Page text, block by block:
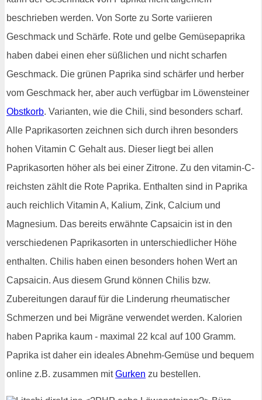
beschrieben werden. Von Sorte zu Sorte variieren
Geschmack und Schärfe. Rote und gelbe Gemüsepaprika
haben dabei einen eher süßlichen und nicht scharfen
Geschmack. Die grünen Paprika sind schärfer und herber
vom Geschmack her, aber auch verfügbar im Löwensteiner
Obstkorb. Varianten, wie die Chili, sind besonders scharf.
Alle Paprikasorten zeichnen sich durch ihren besonders
hohen Vitamin C Gehalt aus. Dieser liegt bei allen
Paprikasorten höher als bei einer Zitrone. Zu den vitamin-C-
reichsten zählt die Rote Paprika. Enthalten sind in Paprika
auch reichlich Vitamin A, Kalium, Zink, Calcium und
Magnesium. Das bereits erwähnte Capsaicin ist in den
verschiedenen Paprikasorten in unterschiedlicher Höhe
enthalten. Chilis haben einen besonders hohen Wert an
Capsaicin. Aus diesem Grund können Chilis bzw.
Zubereitungen darauf für die Linderung rheumatischer
Schmerzen und bei Migräne verwendet werden. Kalorien
haben Paprika kaum - maximal 22 kcal auf 100 Gramm.
Paprika ist daher ein ideales Abnehm-Gemüse und bequem
online z.B. zusammen mitGurken zu bestellen.